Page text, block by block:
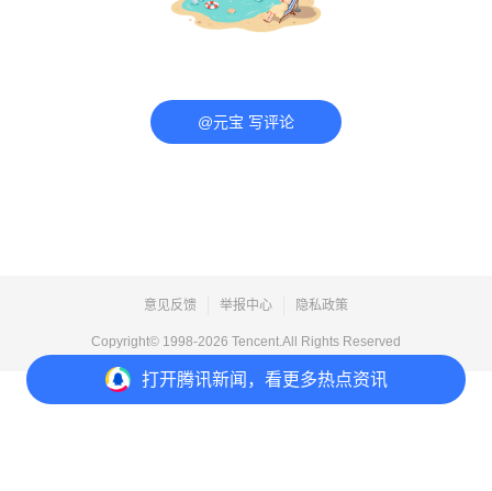
打开腾讯新闻，看更多热点资讯
@元宝 写评论
意见反馈 举报中心 隐私政策
Copyright© 1998-2026 Tencent.All Rights Reserved